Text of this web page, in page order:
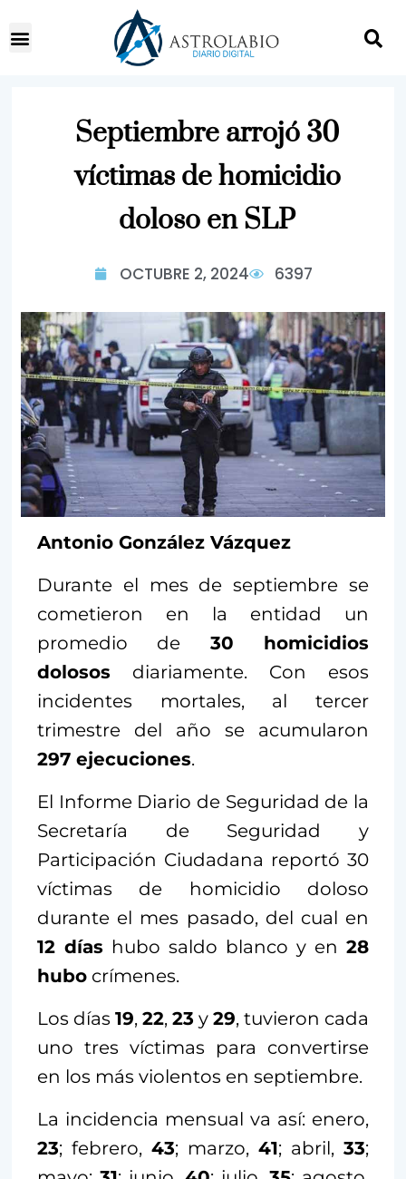
Septiembre arrojó 30
víctimas de homicidio
doloso en SLP
OCTUBRE 2, 2024 6397
Antonio González Vázquez
Durante el mes de septiembre se
cometieron en la entidad un
promedio de 30 homicidios
dolosos diariamente. Con esos
incidentes mortales, al tercer
trimestre del año se acumularon
297 ejecuciones.
El Informe Diario de Seguridad de la
Secretaría de Seguridad y
Participación Ciudadana reportó 30
víctimas de homicidio doloso
durante el mes pasado, del cual en
12 días hubo saldo blanco y en 28
hubo crímenes.
Los días 19, 22, 23 y 29, tuvieron cada
uno tres víctimas para convertirse
en los más violentos en septiembre.
La incidencia mensual va así: enero,
23; febrero, 43; marzo, 41; abril, 33;